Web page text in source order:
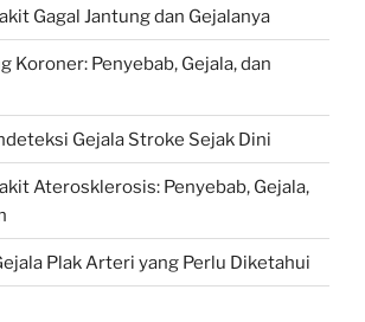
Gagal Jantung dan Gejalanya
Koroner: Penyebab, Gejala, dan
Gejala Stroke Sejak Dini
Aterosklerosis: Penyebab, Gejala,
Plak Arteri yang Perlu Diketahui